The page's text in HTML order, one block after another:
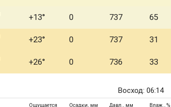
+13° 0 737 65
+23° 0 737 31
+26° 0 736 33
Восход: 06:14
Ощущается Осадки, мм Давл., мм Влаж., %